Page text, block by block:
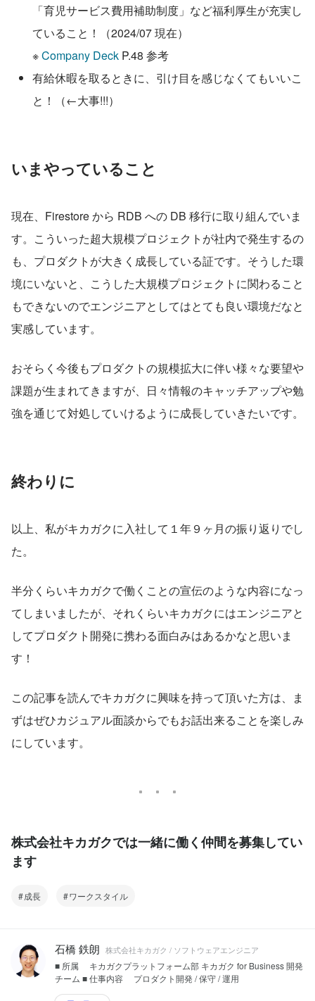
「育児サービス費用補助制度」など福利厚生が充実し
ていること！（2024/07 現在）
※ Company Deck P.48 参考
有給休暇を取るときに、引け目を感じなくてもいいこ
と！（←大事!!!）
いまやっていること
現在、Firestore から RDB への DB 移行に取り組んでいま
す。こういった超大規模プロジェクトが社内で発生するの
も、プロダクトが大きく成長している証です。そうした環
境にいないと、こうした大規模プロジェクトに関わること
もできないのでエンジニアとしてはとても良い環境だなと
実感しています。
おそらく今後もプロダクトの規模拡大に伴い様々な要望や
課題が生まれてきますが、日々情報のキャッチアップや勉
強を通じて対処していけるように成長していきたいです。
終わりに
以上、私がキカガクに入社して１年９ヶ月の振り返りでし
た。
半分くらいキカガクで働くことの宣伝のような内容になっ
てしまいましたが、それくらいキカガクにはエンジニアと
してプロダクト開発に携わる面白みはあるかなと思いま
す！
この記事を読んでキカガクに興味を持って頂いた方は、ま
ずはぜひカジュアル面談からでもお話出来ることを楽しみ
にしています。
株式会社キカガクでは一緒に働く仲間を募集してい
ます
成長 ワークスタイル
石橋 鉄朗 株式会社キカガク / ソフトウェアエンジニア
■ 所属 キカガクプラットフォーム部 キカガク for Business 開発
チーム ■ 仕事内容 プロダクト開発 / 保守 / 運用